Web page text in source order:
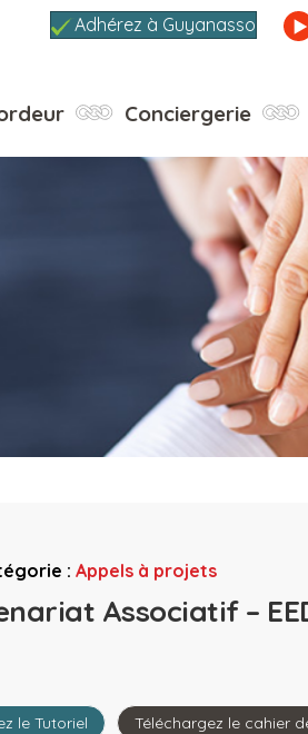
Adhérez à Guyanasso
Conciergerie
: Appels à projets
Associatif –
le Tutoriel Téléchargez le cahier